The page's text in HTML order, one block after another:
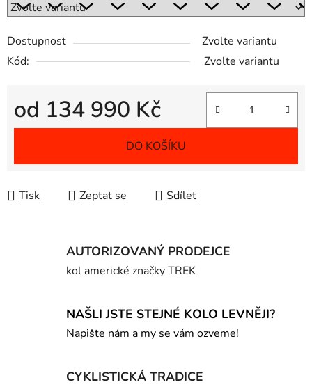
Dostupnost
Zvolte variantu
Kód:
Zvolte variantu
od 134 990 Kč
Měrná cena:
DO KOŠÍKU
Tisk Zeptat se Sdílet
AUTORIZOVANÝ PRODEJCE
kol americké značky TREK
NAŠLI JSTE STEJNÉ KOLO LEVNĚJI?
Napište nám a my se vám ozveme!
CYKLISTICKÁ TRADICE